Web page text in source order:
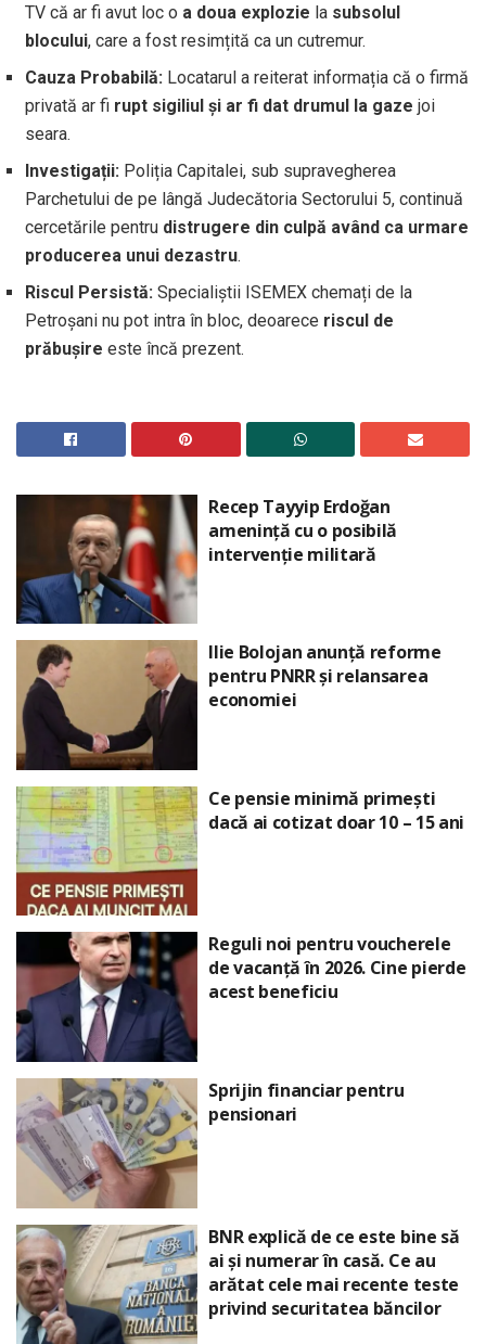
TV că ar fi avut loc o a doua explozie la subsolul
blocului, care a fost resimțită ca un cutremur.
Cauza Probabilă: Locatarul a reiterat informația că o firmă
privată ar fi rupt sigiliul și ar fi dat drumul la gaze joi
seara.
Investigații: Poliția Capitalei, sub supravegherea
Parchetului de pe lângă Judecătoria Sectorului 5, continuă
cercetările pentru distrugere din culpă având ca urmare
producerea unui dezastru.
Riscul Persistă: Specialiștii ISEMEX chemați de la
Petroșani nu pot intra în bloc, deoarece riscul de
prăbușire este încă prezent.
Recep Tayyip Erdoğan
amenință cu o posibilă
intervenție militară
Ilie Bolojan anunță reforme
pentru PNRR și relansarea
economiei
Ce pensie minimă primești
dacă ai cotizat doar 10 – 15 ani
Reguli noi pentru voucherele
de vacanță în 2026. Cine pierde
acest beneficiu
Sprijin financiar pentru
pensionari
BNR explică de ce este bine să
ai și numerar în casă. Ce au
arătat cele mai recente teste
privind securitatea băncilor